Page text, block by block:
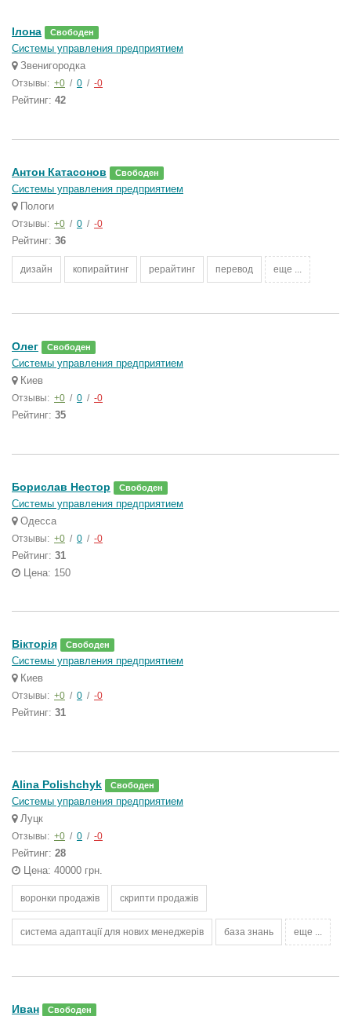
Ілона Свободен
Системы управления предприятием
Звенигородка
Отзывы: +0 / 0 / -0
Рейтинг: 42
Антон Катасонов Свободен
Системы управления предприятием
Пологи
Отзывы: +0 / 0 / -0
Рейтинг: 36
дизайн копирайтинг рерайтинг перевод еще ...
Олег Свободен
Системы управления предприятием
Киев
Отзывы: +0 / 0 / -0
Рейтинг: 35
Борислав Нестор Свободен
Системы управления предприятием
Одесса
Отзывы: +0 / 0 / -0
Рейтинг: 31
Цена: 150
Вікторія Свободен
Системы управления предприятием
Киев
Отзывы: +0 / 0 / -0
Рейтинг: 31
Alina Polishchyk Свободен
Системы управления предприятием
Луцк
Отзывы: +0 / 0 / -0
Рейтинг: 28
Цена: 40000 грн.
воронки продажів скрипти продажів
система адаптації для нових менеджерів база знань еще ...
Иван Свободен